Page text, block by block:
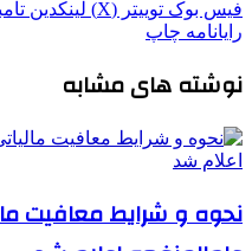
فیس بوک توییتر (X) لینکدین
رایانامه چاپ
نوشته های مشابه
نحوه و شرایط معافیت